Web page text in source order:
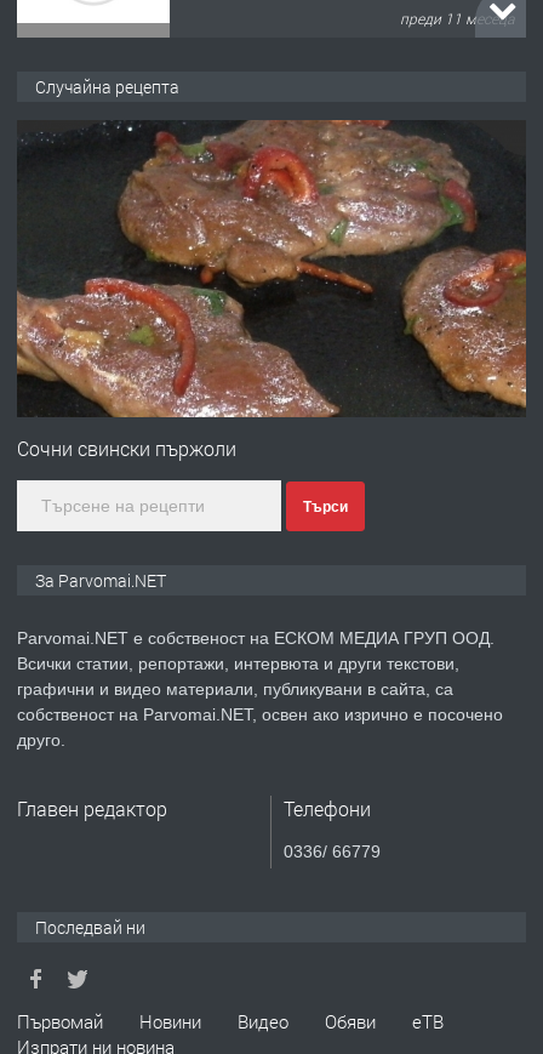
преди 11 месеца
преди 1 година
Работа за общи работници
преди 1 година
ПРЕДЛАГА
Първи поход "По стъпките на Ангел
преди 1 година
ПРЕДЛАГА Уроци по Математика
ТЪРСИ
Случайна рецепта
Сочни свински пържоли
Търси
За Parvomai.NET
Parvomai.NET е собственост на ЕСКОМ МЕДИА ГРУП ООД.
Всички статии, репортажи, интервюта и други текстови,
графични и видео материали, публикувани в сайта, са
собственост на Parvomai.NET, освен ако изрично е посочено
друго.
Главен редактор Телефони
0336/ 66779
Последвай ни
Първомай Новини Видео Обяви
еТВ
Изпрати ни новина